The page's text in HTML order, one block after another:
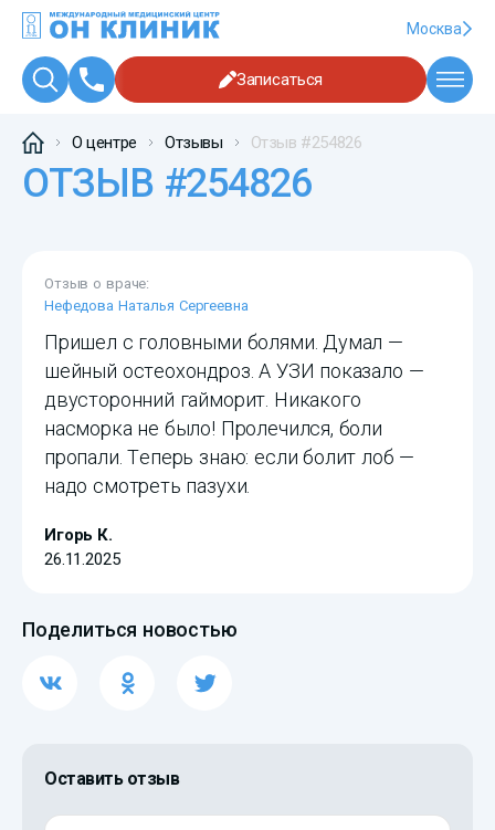
Москва
Записаться
О центре Отзывы Отзыв #254826
ОТЗЫВ #254826
Отзыв о враче:
Нефедова Наталья Сергеевна
Пришел с головными болями. Думал —
шейный остеохондроз. А УЗИ показало —
двусторонний гайморит. Никакого
насморка не было! Пролечился, боли
пропали. Теперь знаю: если болит лоб —
надо смотреть пазухи.
Игорь К.
26.11.2025
Поделиться новостью
Оставить отзыв